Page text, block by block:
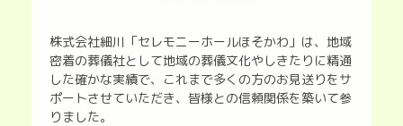
株式会社細川「セレモニーホールほそかわ」は、地域
密着の葬儀社として地域の葬儀文化やしきたりに精通
した確かな実績で、これまで多くの方のお見送りをサ
ポートさせていただき、皆様との信頼関係を築いて参
りました。